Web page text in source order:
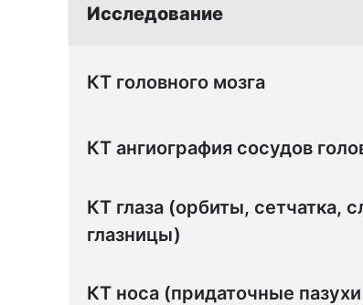
Исследование
КТ головного мозга
КТ ангиография сосудов
КТ глаза (орбиты, сетчатка,
глазницы)
КТ носа (придаточные